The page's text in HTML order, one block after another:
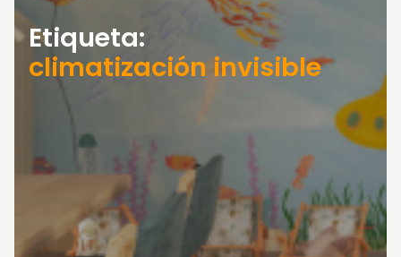
Etiqueta:
climatización invisible